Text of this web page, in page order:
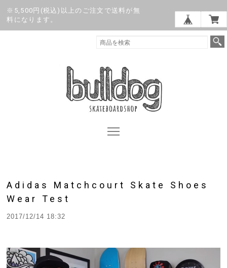
※5,500円(税込)以上のご注文で送料が無
料になります。
Adidas Matchcourt Skate Shoes
Wear Test
2017/12/14 18:32